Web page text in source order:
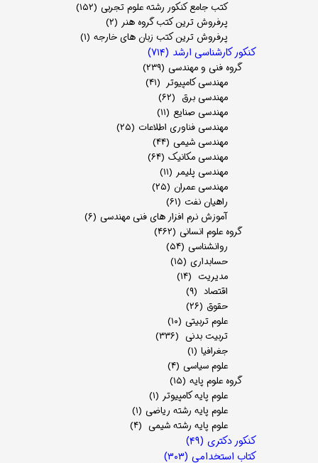
کتب جامع کنکور رشته علوم تجربی (۱۵۲)
پرفروش ترین کتب گروه هنر (۲)
پرفروش ترین کتب زبان های خارجه (۱)
کنکور کارشناسی ارشد (۷۱۴)
گروه فنی و مهندسی (۲۳۹)
مهندسی کامپیوتر (۴۱)
مهندسی برق (۶۲)
مهندسی صنایع (۱۱)
مهندسی فناوری اطلاعات (۲۵)
مهندسی شیمی (۴۴)
مهندسی مکانیک (۶۴)
مهندسی پلیمر (۱۱)
مهندسی عمران (۲۵)
راهیان نفت (۶۱)
آموزش نرم افزار های فنی مهندسی (۶)
گروه علوم انسانی (۴۶۲)
روانشناسی (۵۴)
حسابداری (۱۵)
مدیریت (۱۴)
اقتصاد (۹)
حقوق (۲۶)
علوم تربیتی (۱۰)
تربیت بدنی (۳۳۶)
جغرافیا (۱)
علوم سیاسی (۴)
گروه علوم پایه (۱۵)
علوم پایه کامپیوتر (۱)
علوم پایه رشته ریاضی (۱)
علوم پایه رشته شیمی (۴)
کنکور دکتری (۴۹)
کتاب استخدامی (۳۰۳)